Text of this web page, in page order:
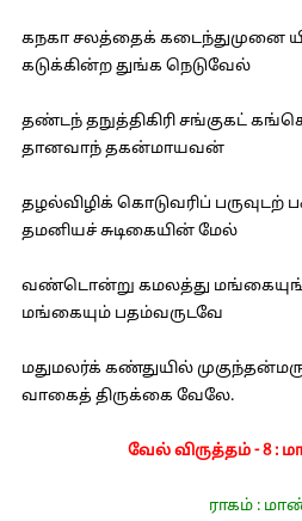
கநகா சலத்தைக் கடைந்துமுனை
கடுக்கின்ற துங்க நெடுவேல்
தண்டந் தநுத்திகிரி சங்குகட்
தானவாந் தகன்மாயவன்
தழல்விழிக் கொடுவரிப்
தமனியச் சுடிகையின் மேல்
வண்டொன்று கமலத்து
மங்கையும் பதம்வருடவே
மதுமலர்க் கண்துயில்
வாகைத் திருக்கை வேலே.
வேல் விருத்தம் - 8 :
ராகம் :